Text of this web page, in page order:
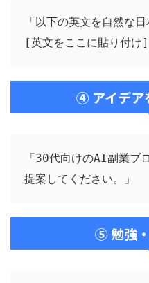
「以下の英文を自然な
[英文をここに貼り付け]
④ アイデア
「30代向けのAI副業ブ
提案してください。」
⑤ 勉強